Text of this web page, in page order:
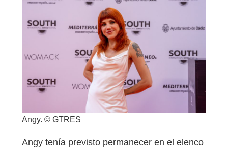
Angy. © GTRES
Angy tenía previsto permanecer en el elenco